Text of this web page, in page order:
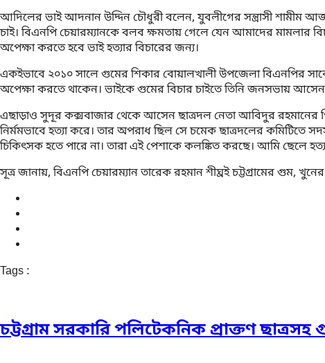
আদিলের ভাই আদনান উদ্দিন চৌধুরী বলেন, যুবলীগের সন্ত্রাসী শামীম
চাই। বিএনপি চেয়ারম্যানকে বলব ক্ষমতায় গেলে যেন আমাদের মামলার
অপেক্ষা করতে হবে ভাই হত্যার বিচারের জন্য।
একইভাবে ২০১০ সালে গুমের শিকার বোয়ালখালী উপজেলা বিএনপির
অপেক্ষা করতে থাকেন। ভাইকে গুমের বিচার চাইতে তিনি জনসভায়
এছাড়াও সুদূর কক্সবাজার থেকে আসেন ছাত্রদল নেতা আবিদুর রহমানের
নির্মমভাবে হত্যা করে। তার অপরাধ ছিল সে চমেক ছাত্রদলের কমিটিতে
চিকিৎসক হতে পারে না। তারা এই পেশাকে কলঙ্কিত করছে। আমি ছেলে
সূত্র জানায়, বিএনপি চেয়ারম্যান তারেক রহমান শীঘ্রই চট্টগ্রামের গুম,
Tags :
চট্টগ্রাম সরকারি পলিটেকনিক প্রাক্তণ ছাত্রসহ